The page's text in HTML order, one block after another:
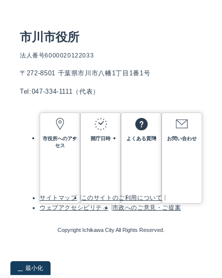
市川市役所
法人番号6000020122033
〒272-8501 千葉県市川市八幡1丁目1番1号
Tel:047-334-1111（代表）
市役所へのアク
セス
開庁日時 よくある質問 お問い合わせ
サイトマップ
このサイトのご利用について
ウェブアクセシビリティ
市政へのご意見・ご提案
Copyright Ichikawa City All Rights Reserved.
最小化